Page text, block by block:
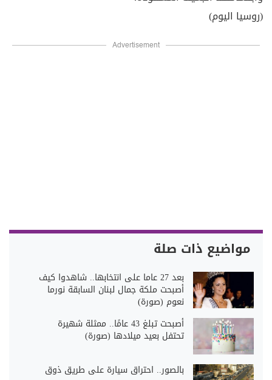
(روسيا اليوم)
Advertisement
مواضيع ذات صلة
بعد 27 عاما على انتخابها.. شاهدوا كيف
أصبحت ملكة جمال لبنان السابقة نورما
نعوم (صورة)
أصبحت تبلغ 43 عامًا.. ممثلة شهيرة
تحتفل بعيد ميلادها (صورة)
بالصور.. احتراق سيارة على طريق ذوق